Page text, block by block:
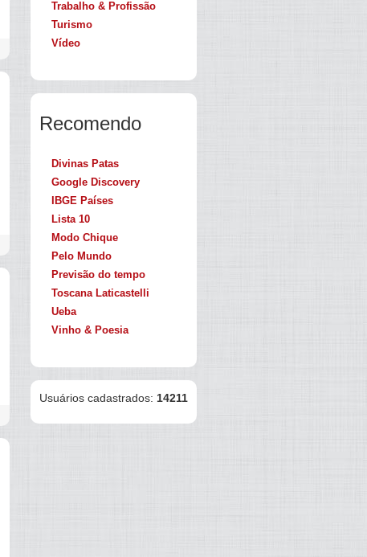
Trabalho & Profissão
Turismo
Vídeo
Recomendo
Divinas Patas
Google Discovery
IBGE Países
Lista 10
Modo Chique
Pelo Mundo
Previsão do tempo
Toscana Laticastelli
Ueba
Vinho & Poesia
Usuários cadastrados: 14211